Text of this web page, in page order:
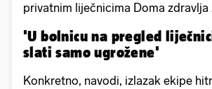
privatnim liječnicima Doma zdravlja
'U bolnicu na pregled
slati samo ugrožene'
Konkretno, navodi, izlazak ekipe